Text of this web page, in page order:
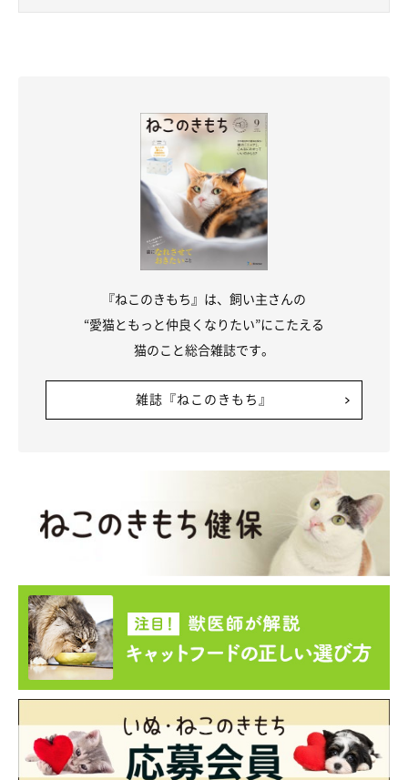
『ねこのきもち』は、飼い主さんの
“愛猫ともっと仲良くなりたい”にこたえる
猫のこと総合雑誌です。
雑誌『ねこのきもち』